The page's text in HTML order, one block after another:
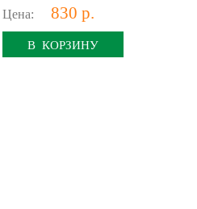
Цена: 830 р.
В КОРЗИНУ